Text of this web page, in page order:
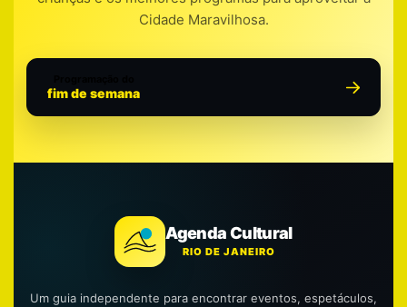
Cidade Maravilhosa.
fim de semana
Agenda Cultural
RIO DE JANEIRO
Um guia independente para encontrar eventos, espetáculos,